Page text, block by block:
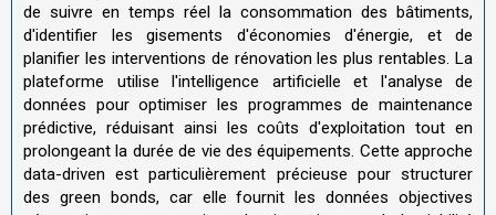
de suivre en temps réel la consommation des bâtiments,
d'identifier les gisements d'économies d'énergie, et de
planifier les interventions de rénovation les plus rentables. La
plateforme utilise l'intelligence artificielle et l'analyse de
données pour optimiser les programmes de maintenance
prédictive, réduisant ainsi les coûts d'exploitation tout en
prolongeant la durée de vie des équipements. Cette approche
data-driven est particulièrement précieuse pour structurer
des green bonds, car elle fournit les données objectives